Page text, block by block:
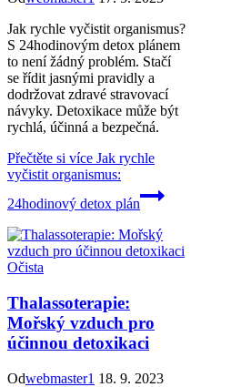
Jak rychle vyčistit organismus?
S 24hodinovým detox plánem
to není žádný problém. Stačí
se řídit jasnými pravidly a
dodržovat zdravé stravovací
návyky. Detoxikace může být
rychlá, účinná a bezpečná.
Přečtěte si více Jak rychle
vyčistit organismus:
24hodinový detox plán
Očista
Thalassoterapie:
Mořský vzduch pro
účinnou detoxikaci
Odwebmaster1 18. 9. 2023